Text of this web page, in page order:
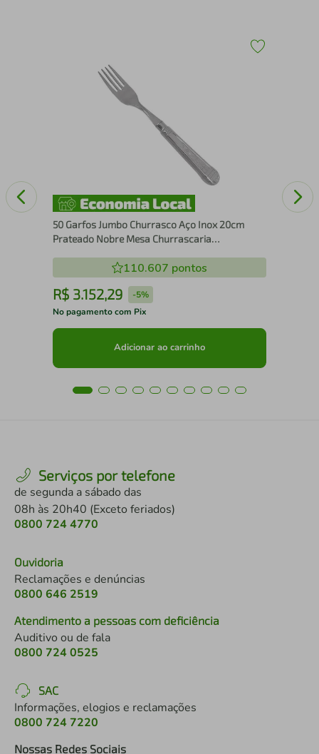
50 Garfos Jumbo Churrasco Aço Inox 20cm
Prateado Nobre Mesa Churrascaria
110.607 pontos
R$ 3.152,29 -5%
No pagamento com Pix
Adicionar ao carrinho
Serviços por telefone
de segunda a sábado das
08h às 20h40 (Exceto feriados)
0800 724 4770
Ouvidoria
Reclamações e denúncias
0800 646 2519
Atendimento a pessoas com deficiência
Auditivo ou de fala
0800 724 0525
SAC
Informações, elogios e reclamações
0800 724 7220
Nossas Redes Sociais